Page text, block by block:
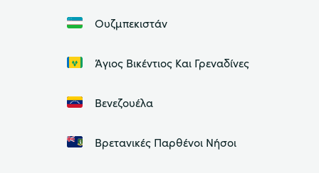
Ουζμπεκιστάν
Άγιος Βικέντιος Και Γρεναδίνες
Βενεζουέλα
Βρετανικές Παρθένοι Νήσοι